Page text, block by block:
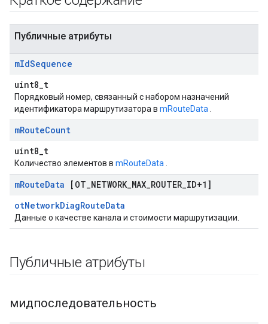
Публичные атрибуты
mIdSequence
uint8_t
Порядковый номер, связанный с набором назначений
идентификатора маршрутизатора в mRouteData
mRouteCount
uint8_t
Количество элементов в mRouteData
mRouteData [OT NETWORK_ MAX ROUTER ID+1]
otNetworkDiagRouteData
Данные о качестве канала и стоимости маршрутизации.
Публичные атрибуты
мидпоследовательность